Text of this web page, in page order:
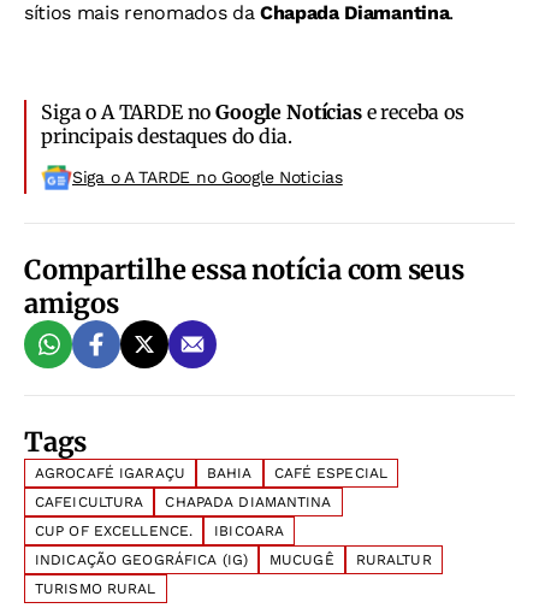
sítios mais renomados da Chapada Diamantina.
Siga o A TARDE noGoogle Notíciase receba os
principais destaques do dia.
Siga o A TARDE no Google Noticias
Compartilhe essa notícia com seus
amigos
Tags
AGROCAFÉ IGARAÇU BAHIA
CAFÉ ESPECIAL
CAFEICULTURA
CHAPADA DIAMANTINA
CUP OF EXCELLENCE.
IBICOARA
INDICAÇÃO GEOGRÁFICA (IG)
MUCUGÊ
RURALTUR
TURISMO RURAL